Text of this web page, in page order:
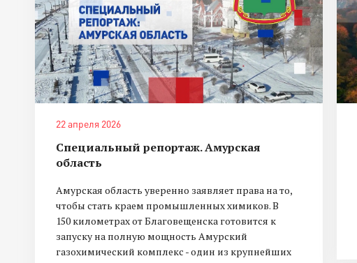
22 апреля 2026
Специальный репортаж. Амурская
область
Амурская область уверенно заявляет права на то,
чтобы стать краем промышленных химиков. В
150 километрах от Благовещенска готовится к
запуску на полную мощность Амурский
газохимический комплекс - один из крупнейших